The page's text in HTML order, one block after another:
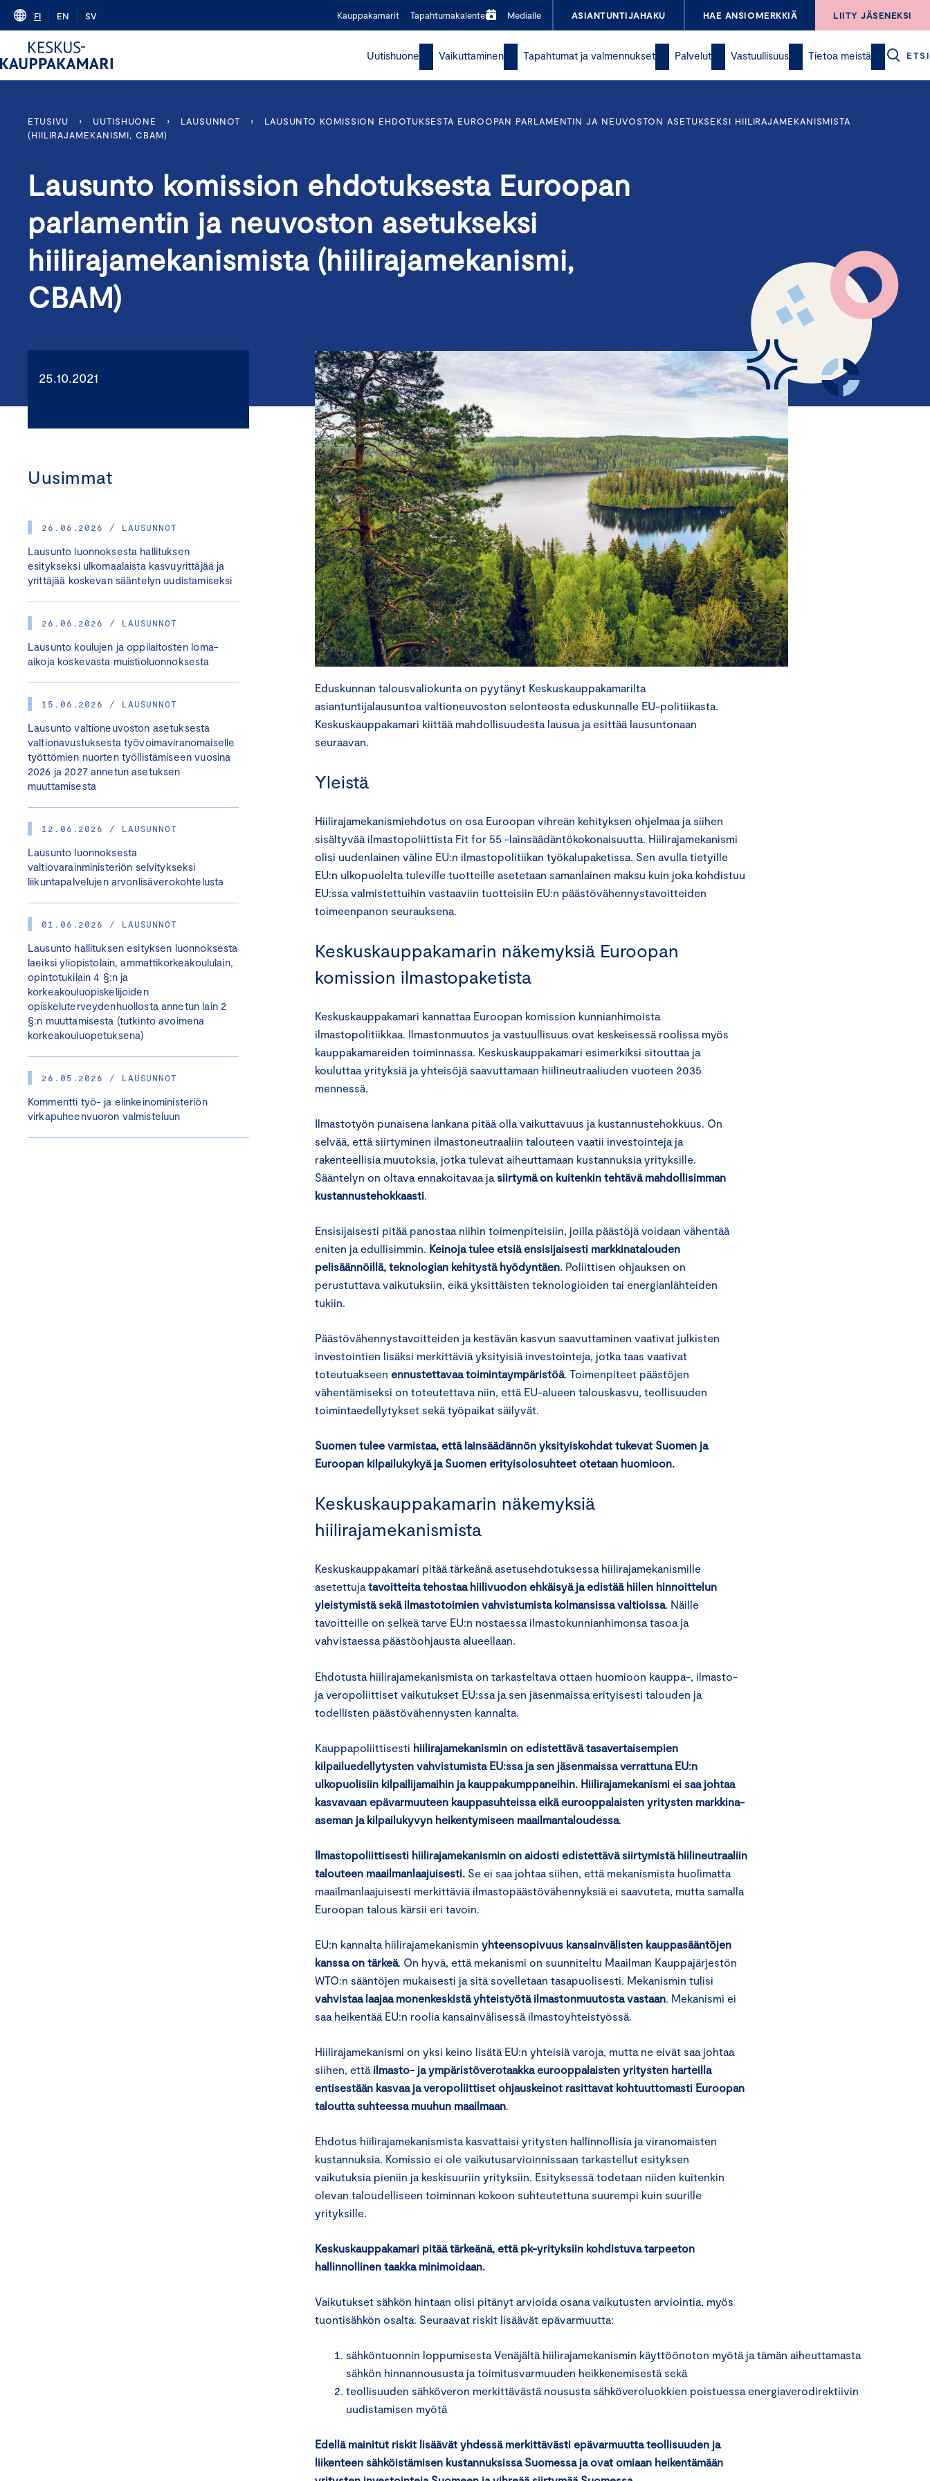
Skip
content
FI EN SV Kauppakamarit Tapahtumakalenteri Medialle ASIANTUNTIJAHAKU HAE ANSIOMERKKIÄ LIITY JÄSENEKSI
Uutishuone Vaikuttaminen Tapahtumat ja valmennukset Palvelut Vastuullisuus Tietoa meistä ETSI
ETUSIVU › UUTISHUONE › LAUSUNNOT ›
LAUSUNTO KOMISSION EHDOTUKSESTA EUROOPAN PARLAMENTIN JA NEUVOSTON ASETUKSEKSI HIILIRAJAMEKANISMISTA
(HIILIRAJAMEKANISMI, CBAM)
Lausunto komission ehdotuksesta Euroopan
parlamentin ja neuvoston asetukseksi
hiilirajamekanismista (hiilirajamekanismi,
CBAM)
25.10.2021
Uusimmat
26.06.2026 / LAUSUNNOT
Lausunto luonnoksesta hallituksen
esitykseksi ulkomaalaista kasvuyrittäjää ja
yrittäjää koskevan sääntelyn uudistamiseksi
26.06.2026 / LAUSUNNOT
Lausunto koulujen ja oppilaitosten loma-
aikoja koskevasta muistioluonnoksesta
15.06.2026 / LAUSUNNOT
Lausunto valtioneuvoston asetuksesta
valtionavustuksesta työvoimaviranomaiselle
työttömien nuorten työllistämiseen vuosina
2026 ja 2027 annetun asetuksen
muuttamisesta
12.06.2026 / LAUSUNNOT
Lausunto luonnoksesta
valtiovarainministeriön selvitykseksi
liikuntapalvelujen arvonlisäverokohtelusta
01.06.2026 / LAUSUNNOT
Lausunto hallituksen esityksen luonnoksesta
laeiksi yliopistolain, ammattikorkeakoululain,
opintotukilain 4 §:n ja
korkeakouluopiskelijoiden
opiskeluterveydenhuollosta annetun lain 2
§:n muuttamisesta (tutkinto avoimena
korkeakouluopetuksena)
26.05.2026 / LAUSUNNOT
Kommentti työ- ja elinkeinoministeriön
virkapuheenvuoron valmisteluun
Eduskunnan talousvaliokunta on pyytänyt Keskuskauppakamarilta
asiantuntijalausuntoa valtioneuvoston selonteosta eduskunnalle EU-politiikasta.
Keskuskauppakamari kiittää mahdollisuudesta lausua ja esittää lausuntonaan
seuraavan.
Yleistä
Hiilirajamekanismiehdotus on osa Euroopan vihreän kehityksen ohjelmaa ja siihen
sisältyvää ilmastopoliittista Fit for 55 -lainsäädäntökokonaisuutta. Hiilirajamekanismi
olisi uudenlainen väline EU:n ilmastopolitiikan työkalupaketissa. Sen avulla tietyille
EU:n ulkopuolelta tuleville tuotteille asetetaan samanlainen maksu kuin joka kohdistuu
EU:ssa valmistettuihin vastaaviin tuotteisiin EU:n päästövähennystavoitteiden
toimeenpanon seurauksena.
Keskuskauppakamarin näkemyksiä Euroopan
komission ilmastopaketista
Keskuskauppakamari kannattaa Euroopan komission kunnianhimoista
ilmastopolitiikkaa. Ilmastonmuutos ja vastuullisuus ovat keskeisessä roolissa myös
kauppakamareiden toiminnassa. Keskuskauppakamari esimerkiksi sitouttaa ja
kouluttaa yrityksiä ja yhteisöjä saavuttamaan hiilineutraaliuden vuoteen 2035
mennessä.
Ilmastotyön punaisena lankana pitää olla vaikuttavuus ja kustannustehokkuus. On
selvää, että siirtyminen ilmastoneutraaliin talouteen vaatii investointeja ja
rakenteellisia muutoksia, jotka tulevat aiheuttamaan kustannuksia yrityksille.
Sääntelyn on oltava ennakoitavaa ja siirtymä on kuitenkin tehtävä mahdollisimman
kustannustehokkaasti
Ensisijaisesti pitää panostaa niihin toimenpiteisiin, joilla päästöjä voidaan vähentää
eniten ja edullisimmin. Keinoja tulee etsiä ensisijaisesti markkinatalouden
pelisäännöillä, teknologian kehitystä hyödyntäen. Poliittisen ohjauksen on
perustuttava vaikutuksiin, eikä yksittäisten teknologioiden tai energianlähteiden
tukiin.
Päästövähennystavoitteiden ja kestävän kasvun saavuttaminen vaativat julkisten
investointien lisäksi merkittäviä yksityisiä investointeja, jotka taas vaativat
toteutuakseen ennustettavaa toimintaympäristöä . Toimenpiteet päästöjen
vähentämiseksi on toteutettava niin, että EU-alueen talouskasvu, teollisuuden
toimintaedellytykset sekä työpaikat säilyvät.
Suomen tulee varmistaa, että lainsäädännön yksityiskohdat tukevat Suomen ja
Euroopan kilpailukykyä ja Suomen erityisolosuhteet otetaan huomioon.
Keskuskauppakamarin näkemyksiä
hiilirajamekanismista
Keskuskauppakamari pitää tärkeänä asetusehdotuksessa hiilirajamekanismille
asetettuja tavoitteita tehostaa hiilivuodon ehkäisyä ja edistää hiilen hinnoittelun
yleistymistä sekä ilmastotoimien vahvistumista kolmansissa valtioissa . Näille
tavoitteille on selkeä tarve EU:n nostaessa ilmastokunnianhimonsa tasoa ja
vahvistaessa päästöohjausta alueellaan.
Ehdotusta hiilirajamekanismista on tarkasteltava ottaen huomioon kauppa-, ilmasto-
ja veropoliittiset vaikutukset EU:ssa ja sen jäsenmaissa erityisesti talouden ja
todellisten päästövähennysten kannalta.
Kauppapoliittisesti hiilirajamekanismin on edistettävä tasavertaisempien
kilpailuedellytysten vahvistumista EU:ssa ja sen jäsenmaissa verrattuna EU:n
ulkopuolisiin kilpailijamaihin ja kauppakumppaneihin. Hiilirajamekanismi ei saa johtaa
kasvavaan epävarmuuteen kauppasuhteissa eikä eurooppalaisten yritysten markkina-
aseman ja kilpailukyvyn heikentymiseen maailmantaloudessa
Ilmastopoliittisesti hiilirajamekanismin on aidosti edistettävä siirtymistä hiilineutraaliin
talouteen maailmanlaajuisesti. Se ei saa johtaa siihen, että mekanismista huolimatta
maailmanlaajuisesti merkittäviä ilmastopäästövähennyksiä ei saavuteta, mutta samalla
Euroopan talous kärsii eri tavoin.
EU:n kannalta hiilirajamekanismin yhteensopivuus kansainvälisten kauppasääntöjen
kanssa on tärkeä . On hyvä, että mekanismi on suunniteltu Maailman Kauppajärjestön
WTO:n sääntöjen mukaisesti ja sitä sovelletaan tasapuolisesti. Mekanismin tulisi
vahvistaa laajaa monenkeskistä yhteistyötä ilmastonmuutosta vastaan . Mekanismi ei
saa heikentää EU:n roolia kansainvälisessä ilmastoyhteistyössä.
Hiilirajamekanismi on yksi keino lisätä EU:n yhteisiä varoja, mutta ne eivät saa johtaa
siihen, että ilmasto- ja ympäristöverotaakka eurooppalaisten yritysten harteilla
entisestään kasvaa ja veropoliittiset ohjauskeinot rasittavat kohtuuttomasti Euroopan
taloutta suhteessa muuhun maailmaan
Ehdotus hiilirajamekanismista kasvattaisi yritysten hallinnollisia ja viranomaisten
kustannuksia. Komissio ei ole vaikutusarvioinnissaan tarkastellut esityksen
vaikutuksia pieniin ja keskisuuriin yrityksiin. Esityksessä todetaan niiden kuitenkin
olevan taloudelliseen toiminnan kokoon suhteutettuna suurempi kuin suurille
yrityksille.
Keskuskauppakamari pitää tärkeänä, että pk-yrityksiin kohdistuva tarpeeton
hallinnollinen taakka minimoidaan.
Vaikutukset sähkön hintaan olisi pitänyt arvioida osana vaikutusten arviointia, myös
tuontisähkön osalta. Seuraavat riskit lisäävät epävarmuutta:
sähköntuonnin loppumisesta Venäjältä hiilirajamekanismin käyttöönoton myötä ja tämän aiheuttamasta
sähkön hinnannoususta ja toimitusvarmuuden heikkenemisestä sekä
teollisuuden sähköveron merkittävästä noususta sähköveroluokkien poistuessa energiaverodirektiivin
uudistamisen myötä
Edellä mainitut riskit lisäävät yhdessä merkittävästi epävarmuutta teollisuuden ja
liikenteen sähköistämisen kustannuksissa Suomessa ja ovat omiaan heikentämään